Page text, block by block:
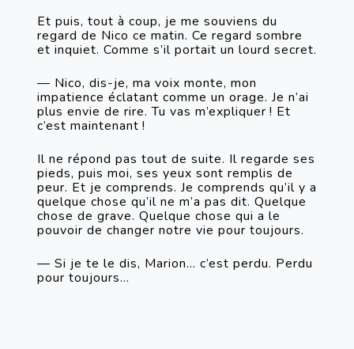
Et puis, tout à coup, je me souviens du
regard de Nico ce matin. Ce regard sombre
et inquiet. Comme s’il portait un lourd secret.
— Nico, dis-je, ma voix monte, mon
impatience éclatant comme un orage. Je n’ai
plus envie de rire. Tu vas m’expliquer ! Et
c’est maintenant !
Il ne répond pas tout de suite. Il regarde ses
pieds, puis moi, ses yeux sont remplis de
peur. Et je comprends. Je comprends qu’il y a
quelque chose qu’il ne m’a pas dit. Quelque
chose de grave. Quelque chose qui a le
pouvoir de changer notre vie pour toujours.
— Si je te le dis, Marion… c’est perdu. Perdu
pour toujours…